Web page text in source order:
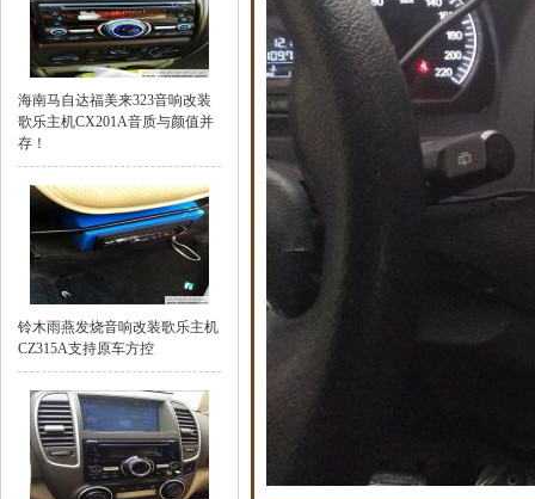
海南马自达福美来323音响改装
歌乐主机CX201A音质与颜值并
存！
铃木雨燕发烧音响改装歌乐主机
CZ315A支持原车方控